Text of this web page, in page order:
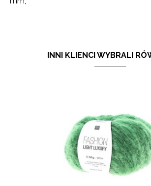
INNI KLIENCI WYBRALI